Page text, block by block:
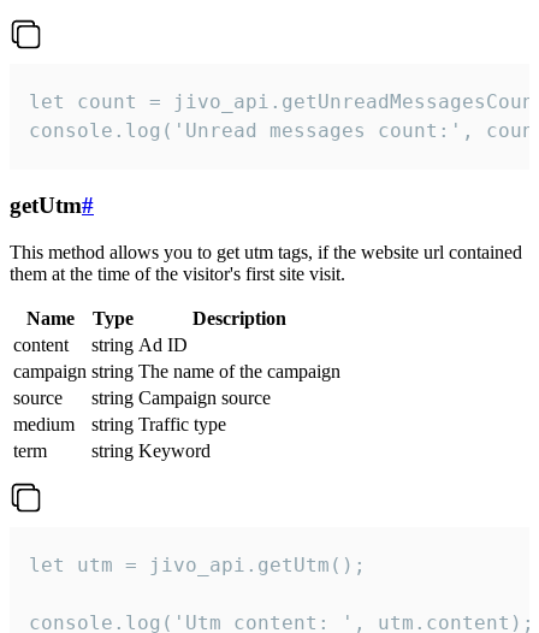
let count =
console.log('Unread messages count:',
getUtm#
This method allows you to get utm tags, if the website url contained
them at the time of the visitor's first site visit.
Name Type
Description
content
string Ad ID
campaign string The name of the campaign
source
string Campaign source
medium
string Traffic type
term
string Keyword
let utm = jivo_api.getUtm();
console.log('Utm content: ', utm.content);